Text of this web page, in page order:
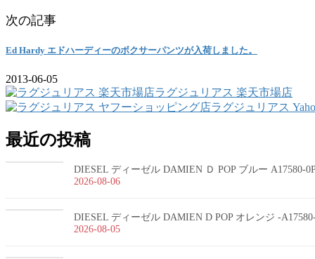
次の記事
Ed Hardy エドハーディーのボクサーパンツが入荷しました。
2013-06-05
ラグジュリアス 楽天市場店
ラグジュリアス
最近の投稿
DIESEL ディーゼル DAMIEN Ｄ POP ブルー A17580-
2026-08-06
DIESEL ディーゼル DAMIEN D POP オレンジ -
2026-08-05